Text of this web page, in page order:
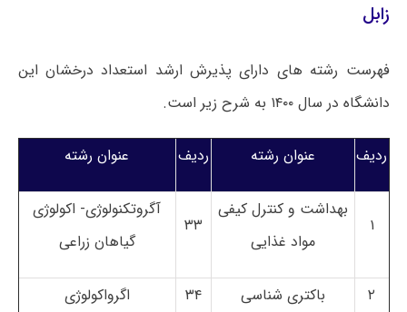
زابل
فهرست رشته های دارای پذیرش ارشد استعداد درخشان این
دانشگاه در سال ۱۴۰۰ به شرح زیر است.
ردیف عنوان رشته ردیف عنوان رشته
۱
بهداشت و کنترل کیفی
مواد غذایی
۳۳
آگروتکنولوژی- اکولوژی
گیاهان زراعی
۲ باکتری شناسی ۳۴ اگرواکولوژی